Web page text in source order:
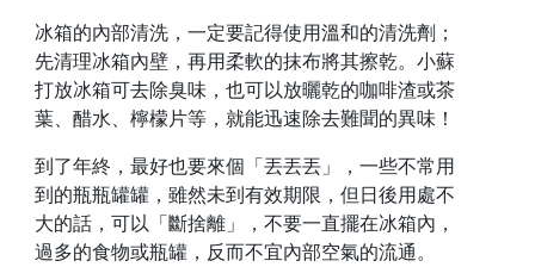
冰箱的內部清洗，一定要記得使用溫和的清洗劑；
先清理冰箱內壁，再用柔軟的抹布將其擦乾。小蘇
打放冰箱可去除臭味，也可以放曬乾的咖啡渣或茶
葉、醋水、檸檬片等，就能迅速除去難聞的異味！
到了年終，最好也要來個「丟丟丟」，一些不常用
到的瓶瓶罐罐，雖然未到有效期限，但日後用處不
大的話，可以「斷捨離」，不要一直擺在冰箱內，
過多的食物或瓶罐，反而不宜內部空氣的流通。